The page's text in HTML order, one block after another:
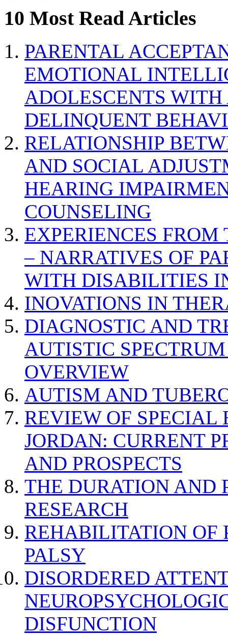
10 Most Read Articles
PARENTAL
EMOTIONAL
ADOLESCENTS
DELINQUENT
RELATIONSHIP
AND SOCIAL
HEARING
COUNSELING
EXPERIENCES
– NARRATIVES OF
WITH DISABILITIES
INOVATIONS IN
DIAGNOSTIC AND
AUTISTIC
OVERVIEW
AUTISM AND
REVIEW OF SPECIAL
JORDAN: CURRENT
AND PROSPECTS
THE DURATION AND
RESEARCH
REHABILITATION OF
PALSY
DISORDERED
DISFUNCTION